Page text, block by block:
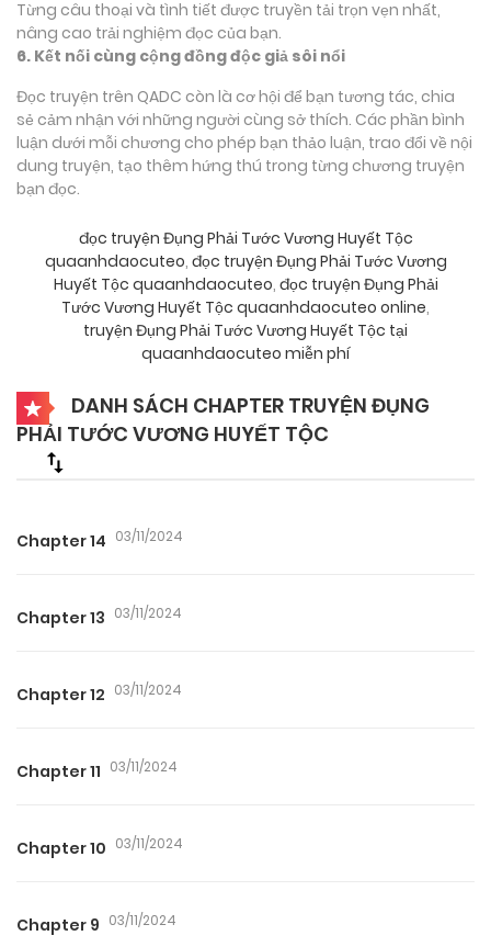
Từng câu thoại và tình tiết được truyền tải trọn vẹn nhất,
nâng cao trải nghiệm đọc của bạn.
6. Kết nối cùng cộng đồng độc giả sôi nổi
Đọc truyện trên QADC còn là cơ hội để bạn tương tác, chia
sẻ cảm nhận với những người cùng sở thích. Các phần bình
luận dưới mỗi chương cho phép bạn thảo luận, trao đổi về nội
dung truyện, tạo thêm hứng thú trong từng chương truyện
bạn đọc.
đọc truyện Đụng Phải Tước Vương Huyết Tộc
quaanhdaocuteo, đọc truyện Đụng Phải Tước Vương
Huyết Tộc quaanhdaocuteo, đọc truyện Đụng Phải
Tước Vương Huyết Tộc quaanhdaocuteo online,
truyện Đụng Phải Tước Vương Huyết Tộc tại
quaanhdaocuteo miễn phí
DANH SÁCH CHAPTER TRUYỆN ĐỤNG
PHẢI TƯỚC VƯƠNG HUYẾT TỘC
Chapter 14 03/11/2024
Chapter 13 03/11/2024
Chapter 12 03/11/2024
Chapter 11 03/11/2024
Chapter 10 03/11/2024
Chapter 9 03/11/2024